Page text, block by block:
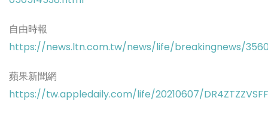
自由時報
https://news.ltn.com.tw/news/life/breakingnews/
蘋果新聞網
https://tw.appledaily.com/life/20210607/